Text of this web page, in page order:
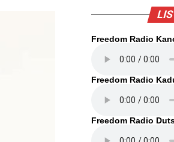
Freedom Radio
Freedom Radio
Freedom Radio